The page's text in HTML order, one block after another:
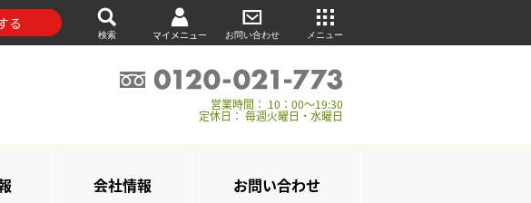
る
検索 マイメニュー お問い合わせ メニュー
営業時間： 10：00～19:30
定休日： 毎週火曜日・水曜日
会社情報 お問い合わせ